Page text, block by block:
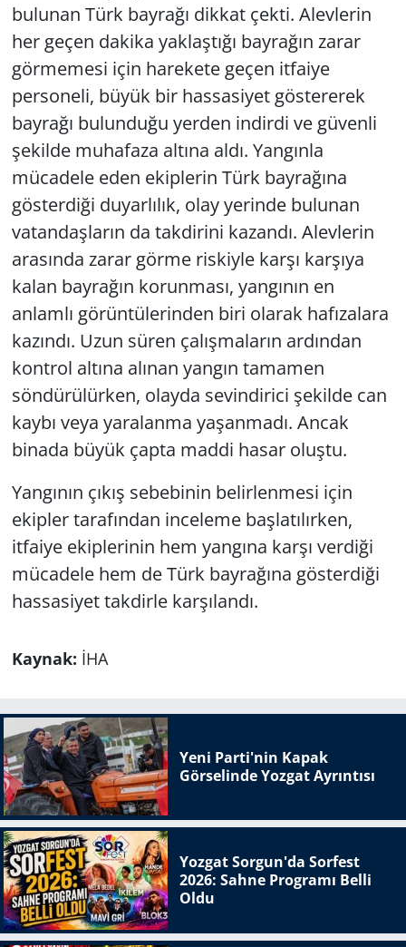
bulunan Türk bayrağı dikkat çekti. Alevlerin
her geçen dakika yaklaştığı bayrağın zarar
görmemesi için harekete geçen itfaiye
personeli, büyük bir hassasiyet göstererek
bayrağı bulunduğu yerden indirdi ve güvenli
şekilde muhafaza altına aldı. Yangınla
mücadele eden ekiplerin Türk bayrağına
gösterdiği duyarlılık, olay yerinde bulunan
vatandaşların da takdirini kazandı. Alevlerin
arasında zarar görme riskiyle karşı karşıya
kalan bayrağın korunması, yangının en
anlamlı görüntülerinden biri olarak hafızalara
kazındı. Uzun süren çalışmaların ardından
kontrol altına alınan yangın tamamen
söndürülürken, olayda sevindirici şekilde can
kaybı veya yaralanma yaşanmadı. Ancak
binada büyük çapta maddi hasar oluştu.
Yangının çıkış sebebinin belirlenmesi için
ekipler tarafından inceleme başlatılırken,
itfaiye ekiplerinin hem yangına karşı verdiği
mücadele hem de Türk bayrağına gösterdiği
hassasiyet takdirle karşılandı.
Kaynak: İHA
Yeni Parti'nin Kapak
Görselinde Yozgat Ayrıntısı
Yozgat Sorgun'da Sorfest
2026: Sahne Programı Belli
Oldu